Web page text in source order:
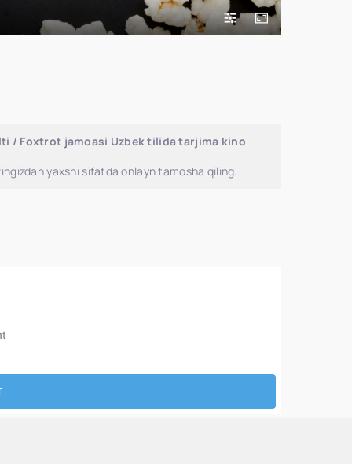
/ Foxtrot jamoasi Uzbek tilida tarjima kino
yaxshi sifatda onlayn tamosha qiling.